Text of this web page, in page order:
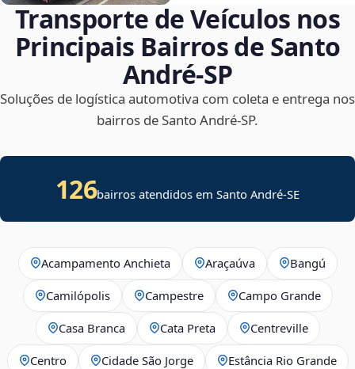
Transporte de Veículos nos
Principais Bairros de Santo
André‑SP
Soluções de logística automotiva com coleta e entrega nos
bairros de Santo André‑SP.
126bairros atendidos emSanto André-SE
Acampamento Anchieta Araçaúva Bangú
Camilópolis Campestre Campo Grande
Casa Branca Cata Preta Centreville
Centro Cidade São Jorge Estância Rio Grande